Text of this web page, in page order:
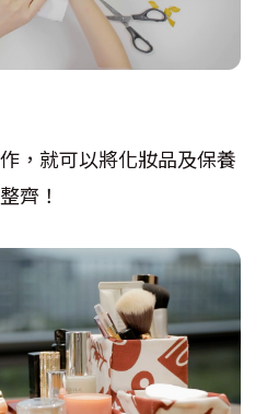
，就可以將化妝品及保養
齊！